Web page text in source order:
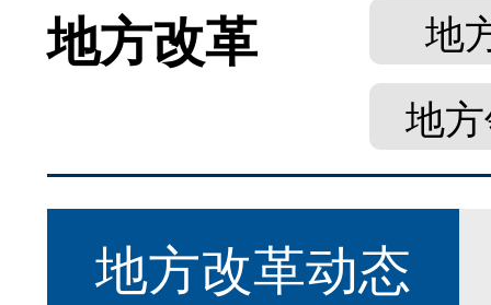
地方改革
地
地
地方改革动态